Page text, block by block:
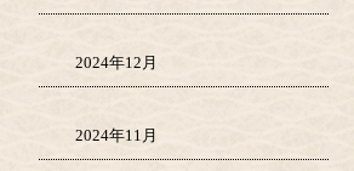
2024年12月
2024年11月